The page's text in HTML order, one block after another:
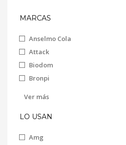
MARCAS
Anselmo Cola
Attack
Biodom
Bronpi
Ferroli
Ver más
LO USAN
Amg